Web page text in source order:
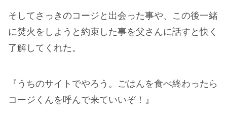
そしてさっきのコージと出会った事や、この後一緒
に焚火をしようと約束した事を父さんに話すと快く
了解してくれた。
『うちのサイトでやろう。ごはんを食べ終わったら
コージくんを呼んで来ていいぞ！』